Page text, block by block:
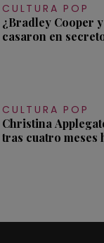
CULTURA POP
¿Bradley Cooper
casaron en
CULTURA POP
Christina
tras cuatro meses